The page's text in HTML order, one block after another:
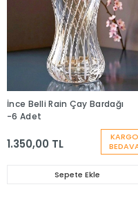
KARGO
İnce Belli Rain Çay Bardağı
-6 Adet
1.350,00 TL
Sepete Ekle